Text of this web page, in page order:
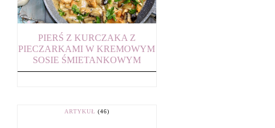
PIERŚ Z KURCZAKA Z
PIECZARKAMI W KREMOWYM
SOSIE ŚMIETANKOWYM
ARTYKUŁ (46)